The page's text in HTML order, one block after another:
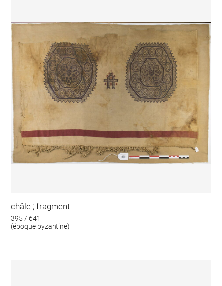
châle ; fragment
395 / 641
(époque byzantine)